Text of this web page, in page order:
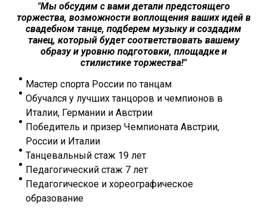
"Мы обсудим с вами детали предстоящего
торжества, возможности воплощения ваших идей в
свадебном танце, подберем музыку и создадим
танец, который будет соответствовать вашему
образу и уровню подготовки, площадке и
стилистике торжества!"
Мастер спорта России по танцам
Обучался у лучших танцоров и чемпионов в
Италии, Германии и Австрии
Победитель и призер Чемпионата Австрии,
России и Италии
Танцевальный стаж 19 лет
Педагогический стаж 7 лет
Педагогическое и хореографическое
образование